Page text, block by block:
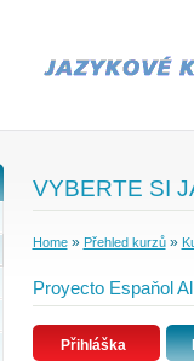
VYBERTE SI
Home» Přehled kurzů»
Proyecto Espaňol
Přihláška